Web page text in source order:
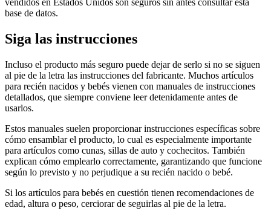
vendidos en Estados Unidos son seguros sin antes consultar esta
base de datos.
Siga las instrucciones
Incluso el producto más seguro puede dejar de serlo si no se siguen
al pie de la letra las instrucciones del fabricante. Muchos artículos
para recién nacidos y bebés vienen con manuales de instrucciones
detallados, que siempre conviene leer detenidamente antes de
usarlos.
Estos manuales suelen proporcionar instrucciones específicas sobre
cómo ensamblar el producto, lo cual es especialmente importante
para artículos como cunas, sillas de auto y cochecitos. También
explican cómo emplearlo correctamente, garantizando que funcione
según lo previsto y no perjudique a su recién nacido o bebé.
Si los artículos para bebés en cuestión tienen recomendaciones de
edad, altura o peso, cerciorar de seguirlas al pie de la letra.